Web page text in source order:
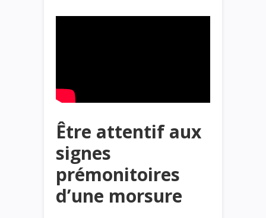
Être attentif aux
signes
prémonitoires
d’une morsure